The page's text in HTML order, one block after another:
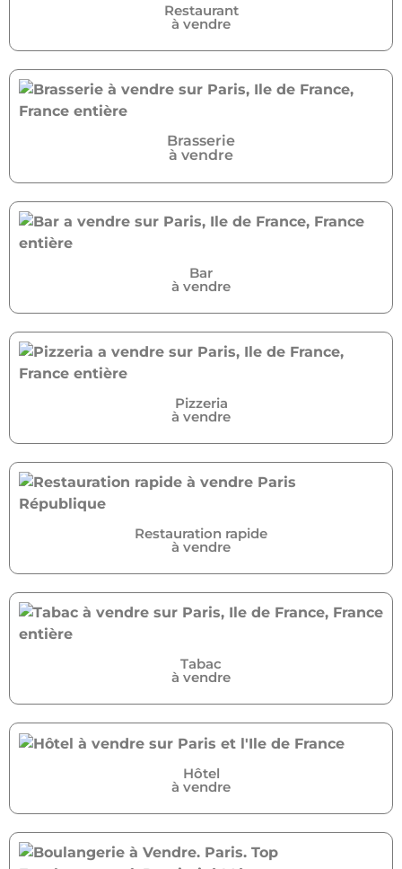
Restaurant
à vendre
Brasserie
à vendre
Bar
à vendre
Pizzeria
à vendre
Restauration rapide
à vendre
Tabac
à vendre
Hôtel
à vendre